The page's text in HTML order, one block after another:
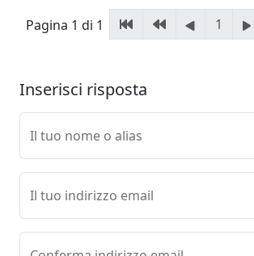
Pagina 1 di 1 1
Inserisci risposta
Il tuo nome o alias
Il tuo indirizzo email